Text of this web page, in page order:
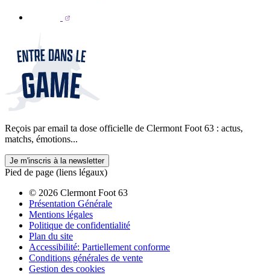
Reçois par email ta dose officielle de Clermont Foot 63 : actus,
matchs, émotions...
Je m'inscris à la newsletter
Pied de page (liens légaux)
© 2026 Clermont Foot 63
Présentation Générale
Mentions légales
Politique de confidentialité
Plan du site
Accessibilité: Partiellement conforme
Conditions générales de vente
Gestion des cookies